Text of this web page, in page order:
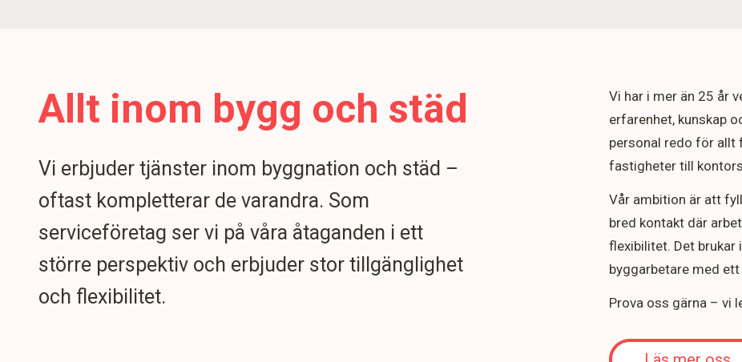
Allt inom bygg och städ
Vi erbjuder tjänster inom byggnation och städ –
oftast kompletterar de varandra. Som
serviceföretag ser vi på våra åtaganden i ett
större perspektiv och erbjuder stor tillgänglighet
och flexibilitet.
Vi har i mer än 25 år
erfarenhet, kunskap
personal redo för allt
fastigheter till
Vår ambition är att
bred kontakt där
flexibilitet. Det brukar
byggarbetare med
Prova oss gärna – vi